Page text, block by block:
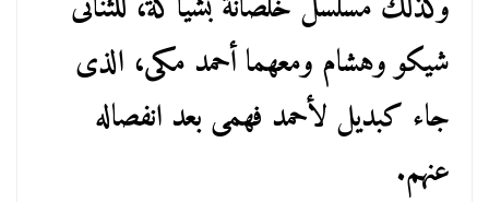
شيكو وهشام ومعهما أحمد مكى، الذى
جاء كبديل لأحمد فهمى بعد انفصاله
عنهم.